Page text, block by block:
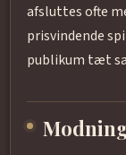
afsluttes ofte
prisvindende
publikum tæt